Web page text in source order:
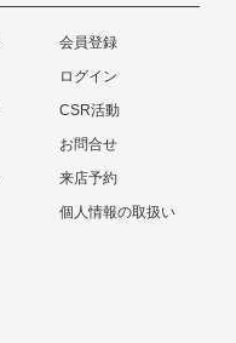
会員登録
ログイン
CSR活動
お問合せ
来店予約
個人情報の取扱い